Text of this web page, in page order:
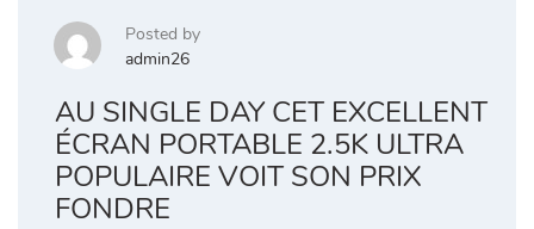
Posted by
admin26
AU SINGLE DAY CET EXCELLENT
ÉCRAN PORTABLE 2.5K ULTRA
POPULAIRE VOIT SON PRIX
FONDRE